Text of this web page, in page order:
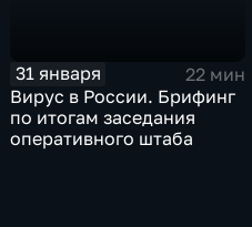
31 января
22 мин
Вирус в России. Брифинг
по итогам заседания
оперативного штаба